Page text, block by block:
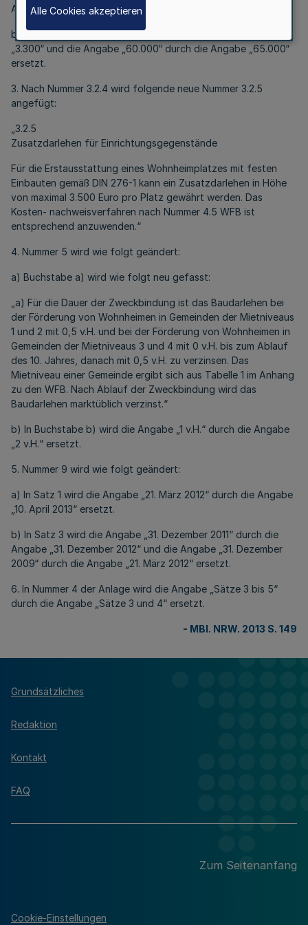
Angabe „50.000“ ersetzt.
b) In Satz 2 werden die Angabe „3.000“ durch die Angabe
„3.300“ und die Angabe „60.000“ durch die Angabe „65.000“
ersetzt.
3. Nach Nummer 3.2.4 wird folgende neue Nummer 3.2.5
angefügt:
„3.2.5
Zusatzdarlehen für Einrichtungsgegenstände
Für die Erstausstattung eines Wohnheimplatzes mit festen
Einbauten gemäß DIN 276-1 kann ein Zusatzdarlehen in Höhe
von maximal 3.500 Euro pro Platz gewährt werden. Das
Kosten- nachweisverfahren nach Nummer 4.5 WFB ist
entsprechend anzuwenden.“
4. Nummer 5 wird wie folgt geändert:
a) Buchstabe a) wird wie folgt neu gefasst:
„a) Für die Dauer der Zweckbindung ist das Baudarlehen bei
der Förderung von Wohnheimen in Gemeinden der Mietniveaus
1 und 2 mit 0,5 v.H. und bei der Förderung von Wohnheimen in
Gemeinden der Mietniveaus 3 und 4 mit 0 v.H. bis zum Ablauf
des 10. Jahres, danach mit 0,5 v.H. zu verzinsen. Das
Mietniveau einer Gemeinde ergibt sich aus Tabelle 1 im Anhang
zu den WFB. Nach Ablauf der Zweckbindung wird das
Baudarlehen marktüblich verzinst.“
b) In Buchstabe b) wird die Angabe „1 v.H.“ durch die Angabe
„2 v.H.“ ersetzt.
5. Nummer 9 wird wie folgt geändert:
a) In Satz 1 wird die Angabe „21. März 2012“ durch die Angabe
„10. April 2013“ ersetzt.
b) In Satz 3 wird die Angabe „31. Dezember 2011“ durch die
Angabe „31. Dezember 2012“ und die Angabe „31. Dezember
2009“ durch die Angabe „21. März 2012“ ersetzt.
6. In Nummer 4 der Anlage wird die Angabe „Sätze 3 bis 5“
durch die Angabe „Sätze 3 und 4“ ersetzt.
- MBl. NRW. 2013 S. 149
Grundsätzliches
Redaktion
Kontakt
FAQ
Zum Seitenanfang
Cookie-Einstellungen
Alle Cookies akzeptieren